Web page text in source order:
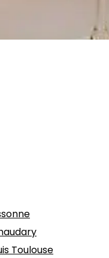
Toulouse